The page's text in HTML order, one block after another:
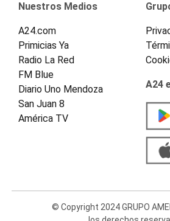
Nuestros Medios
A24.com
Primicias Ya
Radio La Red
FM Blue
Diario Uno Mendoza
San Juan 8
América TV
A24
© Copyright 2024 GRUPO